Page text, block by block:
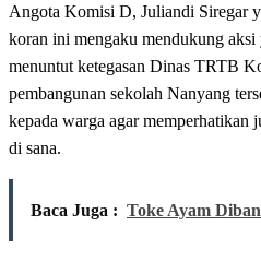
Angota Komisi D, Juliandi Siregar
koran ini mengaku mendukung
menuntut ketegasan Dinas TRTB
pembangunan sekolah Nanyang
kepada warga agar memperhatikan
di sana.
Baca Juga : Toke Ayam